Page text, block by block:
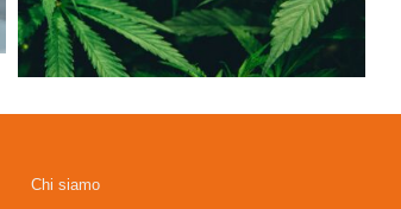
Chi siamo